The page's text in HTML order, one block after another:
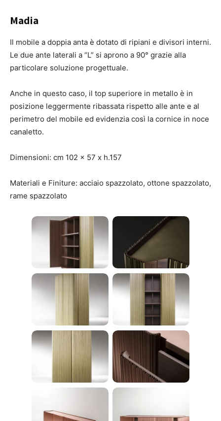
Madia
Il mobile a doppia anta è dotato di ripiani e divisori interni.
Le due ante laterali a “L” si aprono a 90° grazie alla
particolare soluzione progettuale.
Anche in questo caso, il top superiore in metallo è in
posizione leggermente ribassata rispetto alle ante e al
perimetro del mobile ed evidenzia così la cornice in noce
canaletto.
Dimensioni: cm 102 x 57 x h.157
Materiali e Finiture: acciaio spazzolato, ottone spazzolato,
rame spazzolato